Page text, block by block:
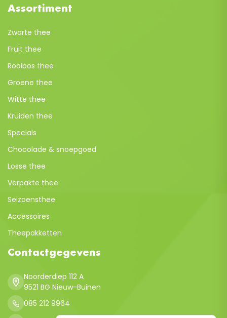
Assortiment
Zwarte thee
Fruit thee
Rooibos thee
Groene thee
Witte thee
Kruiden thee
Specials
Chocolade & snoepgoed
Losse thee
Verpakte thee
Seizoensthee
Accessoires
Theepakketten
Contactgegevens
Noorderdiep 112 A
9521 BG Nieuw-Buinen
085 212 9964